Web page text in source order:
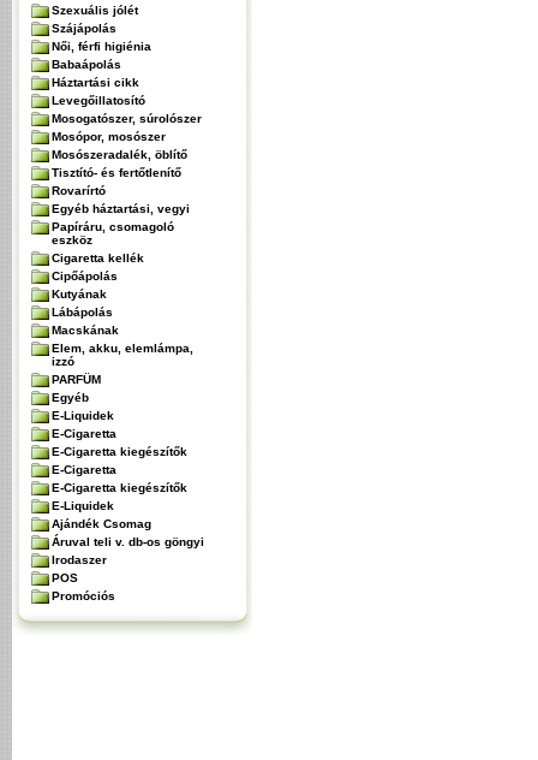
Szexuális jólét
Szájápolás
Női, férfi higiénia
Babaápolás
Háztartási cikk
Levegőillatosító
Mosogatószer, súrolószer
Mosópor, mosószer
Mosószeradalék, öblítő
Tisztító- és fertőtlenítő
Rovarírtó
Egyéb háztartási, vegyi
Papíráru, csomagoló
eszköz
Cigaretta kellék
Cipőápolás
Kutyának
Lábápolás
Macskának
Elem, akku, elemlámpa,
izzó
PARFÜM
Egyéb
E-Liquidek
E-Cigaretta
E-Cigaretta kiegészítők
E-Cigaretta
E-Cigaretta kiegészítők
E-Liquidek
Ajándék Csomag
Áruval teli v. db-os göngyi
Irodaszer
POS
Promóciós